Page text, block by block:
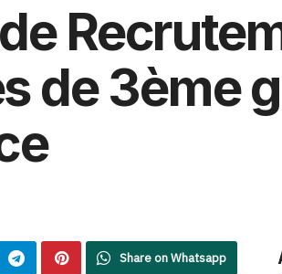
de 3ème
Share on Whatsapp